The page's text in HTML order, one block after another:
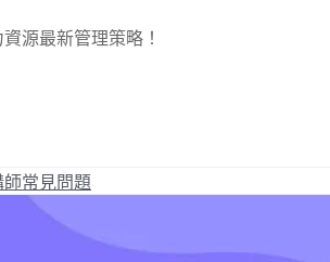
源最新管理策略！
師常見問題